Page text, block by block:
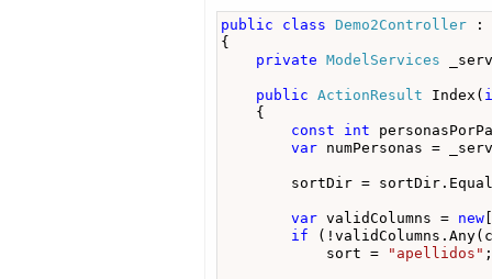
public class Demo2Controller :
{
private ModelServices
public ActionResult Index(
{
const
int
var numPersonas =
sortDir =
var validColumns = new
if
sort =
"apellidos" ;